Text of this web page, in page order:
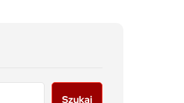
Szukaj